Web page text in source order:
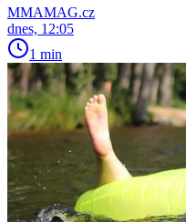
MMAMAG.cz
dnes, 12:05
1 min